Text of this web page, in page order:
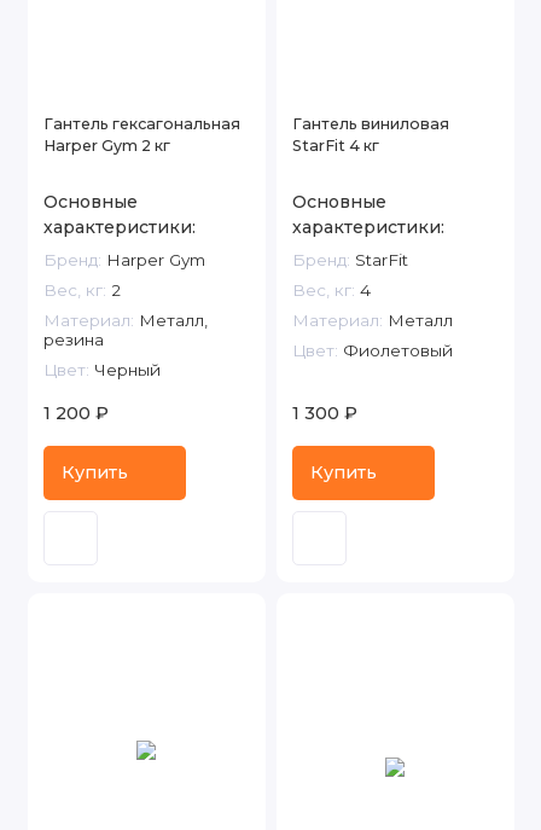
Гантель гексагональная
Harper Gym 2 кг
Основные
характеристики:
Бренд: Harper Gym
Вес, кг: 2
Материал: Металл,
резина
Цвет: Черный
1 200 ₽
Купить
Гантель виниловая
StarFit 4 кг
Основные
характеристики:
Бренд: StarFit
Вес, кг: 4
Материал: Металл
Цвет: Фиолетовый
1 300 ₽
Купить